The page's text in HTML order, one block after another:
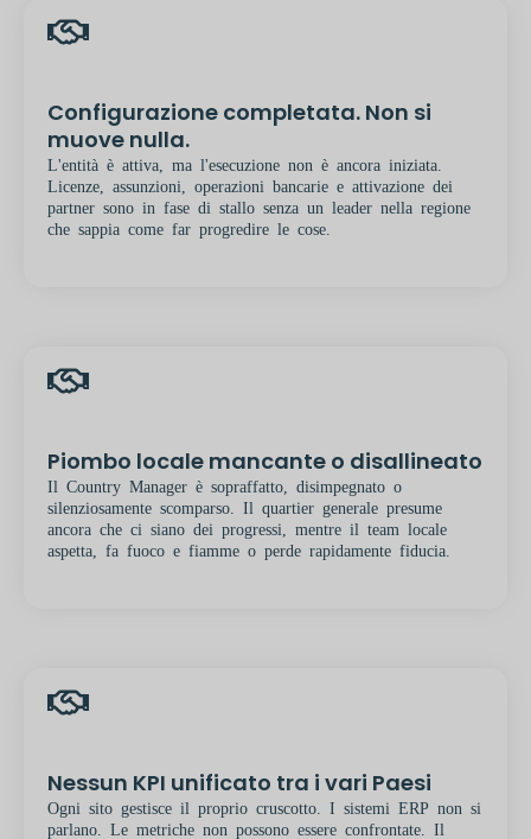
Configurazione completata. Non si
muove nulla.
L'entità è attiva, ma l'esecuzione non è ancora iniziata.
Licenze, assunzioni, operazioni bancarie e attivazione dei
partner sono in fase di stallo senza un leader nella regione
che sappia come far progredire le cose.
Piombo locale mancante o disallineato
Il Country Manager è sopraffatto, disimpegnato o
silenziosamente scomparso. Il quartier generale presume
ancora che ci siano dei progressi, mentre il team locale
aspetta, fa fuoco e fiamme o perde rapidamente fiducia.
Nessun KPI unificato tra i vari Paesi
Ogni sito gestisce il proprio cruscotto. I sistemi ERP non si
parlano. Le metriche non possono essere confrontate. Il